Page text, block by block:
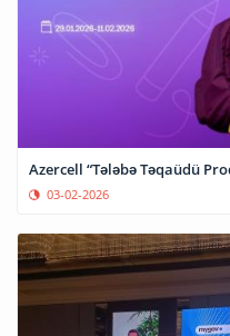
Azercell “Tələbə Təqaüdü
03-02-2026